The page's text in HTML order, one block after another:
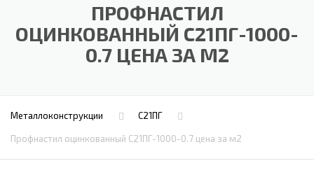
ПРОФНАСТИЛ
ОЦИНКОВАННЫЙ С21ПГ-1000-
0.7 ЦЕНА ЗА М2
Металлоконструкции С21ПГ
Профнастил оцинкованный С21ПГ-1000-0.7 цена за м2